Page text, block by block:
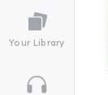
Your Library